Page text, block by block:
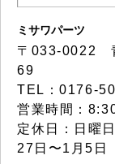
ミサワパーツ
〒033-0022
69
TEL：0176-
営業時間：
定休日：日曜
27日〜1月5日